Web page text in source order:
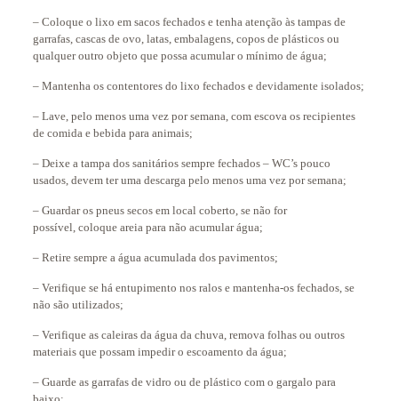
– Coloque o lixo em sacos fechados e tenha atenção às tampas de
garrafas, cascas de ovo, latas, embalagens, copos de plásticos ou
qualquer outro objeto que possa acumular o mínimo de água;
– Mantenha os contentores do lixo fechados e devidamente isolados;
– Lave, pelo menos uma vez por semana, com escova os recipientes
de comida e bebida para animais;
– Deixe a tampa dos sanitários sempre fechados – WC’s pouco
usados, devem ter uma descarga pelo menos uma vez por semana;
– Guardar os pneus secos em local coberto, se não for
possível, coloque areia para não acumular água;
– Retire sempre a água acumulada dos pavimentos;
– Verifique se há entupimento nos ralos e mantenha-os fechados, se
não são utilizados;
– Verifique as caleiras da água da chuva, remova folhas ou outros
materiais que possam impedir o escoamento da água;
– Guarde as garrafas de vidro ou de plástico com o gargalo para